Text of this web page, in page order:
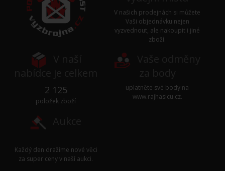
V našich prodejnách si můžete
Vaši objednávku nejen
vyzvednout, ale nakoupit i jiné
zboží.
2 125
položek zboží
uplatněte své body na
www.rajhasicu.cz.
Každý den dražíme nové věci
za super ceny v naší aukci.